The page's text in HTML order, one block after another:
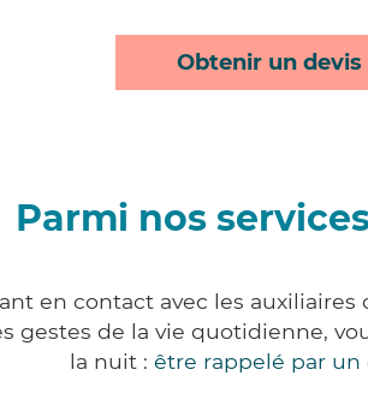
Obtenir un devis
Parmi nos
en contact avec les
gestes de la vie quotidienne,
la nuit : être rappelé par un